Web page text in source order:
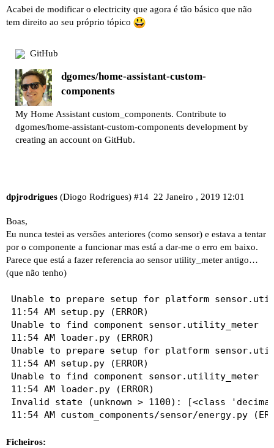
Acabei de modificar o electricity que agora é tão básico que não
tem direito ao seu próprio tópico
GitHub
dgomes/home-assistant-custom-
components
My Home Assistant custom_components. Contribute to
dgomes/home-assistant-custom-components development by
creating an account on GitHub.
dpjrodrigues (Diogo Rodrigues) 22 Janeiro , 2019 12:01
#14
Boas,
Eu nunca testei as versões anteriores (como sensor) e estava a tentar
por o componente a funcionar mas está a dar-me o erro em baixo.
Parece que está a fazer referencia ao sensor utility_meter antigo…
(que não tenho)
Unable to prepare setup for platform
11:54 AM setup.py (ERROR)
Unable to find component sensor.utility_meter
11:54 AM loader.py (ERROR)
Unable to prepare setup for platform
11:54 AM setup.py (ERROR)
Unable to find component sensor.utility_meter
11:54 AM loader.py (ERROR)
Invalid state (unknown > 1100): [<class
Ficheiros: